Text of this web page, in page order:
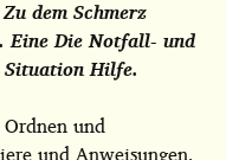
dem Schmerz
Eine Die Notfall- und
Hilfe.
und